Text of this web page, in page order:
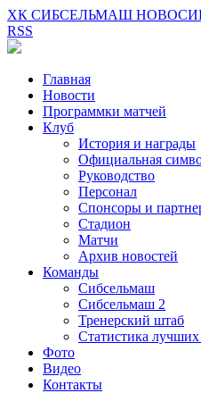
ХК СИБСЕЛЬМАШ
RSS
Главная
Новости
Программки матчей
Клуб
История и награды
Официальная
Руководство
Персонал
Спонсоры и
Стадион
Матчи
Архив новостей
Команды
Сибсельмаш
Сибсельмаш 2
Тренерский штаб
Статистика лучших
Фото
Видео
Контакты